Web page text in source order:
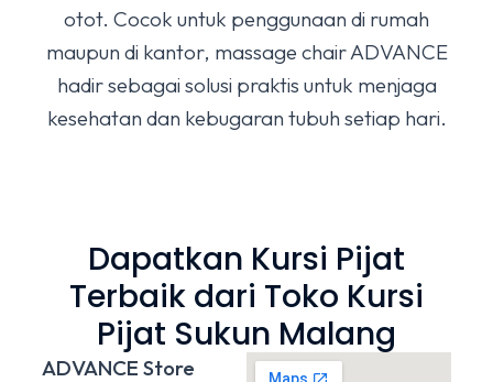
otot. Cocok untuk penggunaan di rumah
maupun di kantor, massage chair ADVANCE
hadir sebagai solusi praktis untuk menjaga
kesehatan dan kebugaran tubuh setiap hari.
Dapatkan Kursi Pijat
Terbaik dari Toko Kursi
Pijat Sukun Malang
ADVANCE Store